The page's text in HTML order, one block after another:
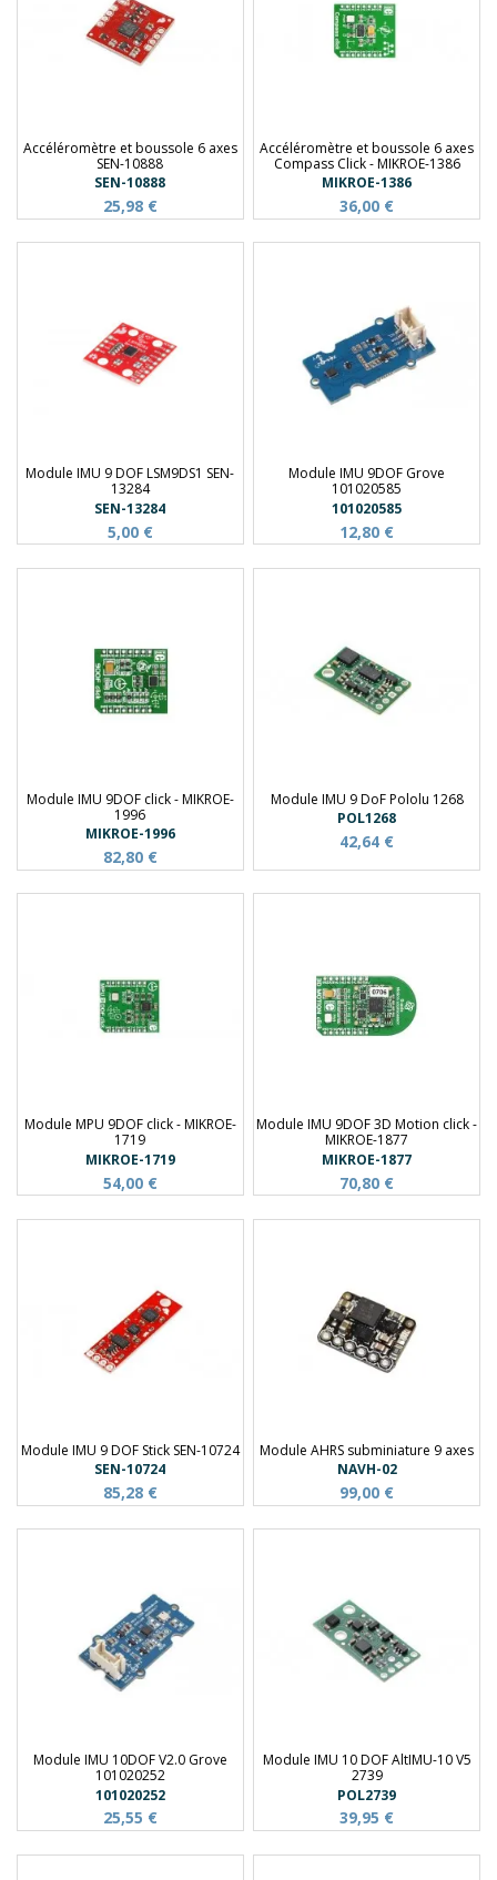
Accéléromètre et boussole 6 axes
SEN-10888
SEN-10888
25,98 €
Accéléromètre et boussole 6 axes
Compass Click - MIKROE-1386
MIKROE-1386
36,00 €
Module IMU 9 DOF LSM9DS1 SEN-
13284
SEN-13284
5,00 €
Module IMU 9DOF Grove
101020585
101020585
12,80 €
Module IMU 9DOF click - MIKROE-
1996
MIKROE-1996
82,80 €
Module IMU 9 DoF Pololu 1268
POL1268
42,64 €
Module MPU 9DOF click - MIKROE-
1719
MIKROE-1719
54,00 €
Module IMU 9DOF 3D Motion click -
MIKROE-1877
MIKROE-1877
70,80 €
Module IMU 9 DOF Stick SEN-10724
SEN-10724
85,28 €
Module AHRS subminiature 9 axes
NAVH-02
99,00 €
Module IMU 10DOF V2.0 Grove
101020252
101020252
25,55 €
Module IMU 10 DOF AltIMU-10 V5
2739
POL2739
39,95 €